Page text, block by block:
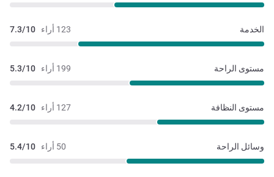
123 أراء 7.3/10 الخدمة
199 أراء 5.3/10 مستوى الراحة
127 أراء 4.2/10 مستوى النظافة
50 أراء 5.4/10 وسائل الراحة